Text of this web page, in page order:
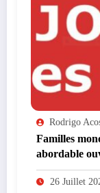
Rodrigo
Familles
abordable
26 Juillet